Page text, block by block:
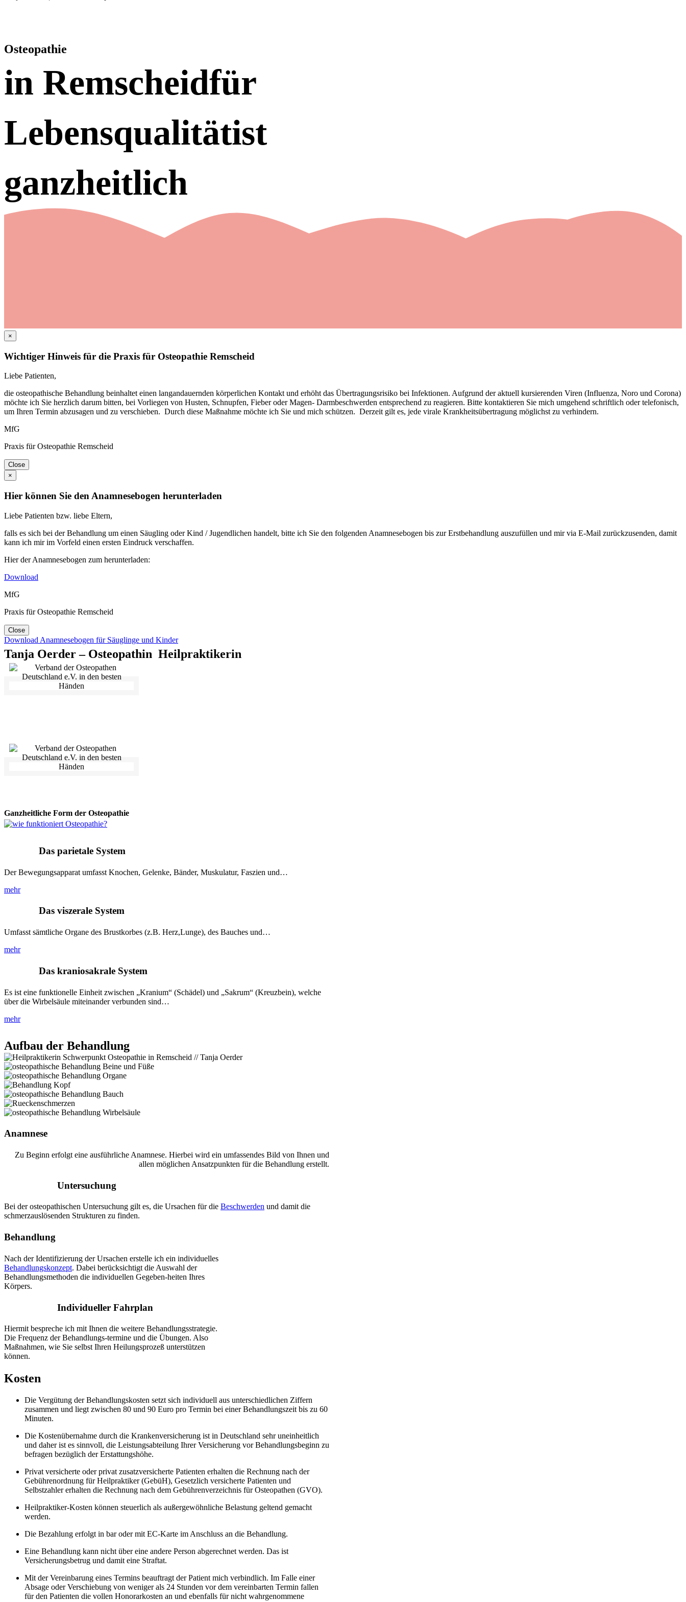
Osteopathie
in Remscheidfür
Lebensqualitätist
ganzheitlich
×
Wichtiger Hinweis für die Praxis für Osteopathie Remscheid
Liebe Patienten,
die osteopathische Behandlung beinhaltet einen langandauernden körperlichen Kontakt und erhöht das Übertragungsrisiko bei Infektionen. Aufgrund der aktuell kursierenden Viren (Influenza, Noro und Corona)
möchte ich Sie herzlich darum bitten, bei Vorliegen von Husten, Schnupfen, Fieber oder Magen- Darmbeschwerden entsprechend zu reagieren. Bitte kontaktieren Sie mich umgehend schriftlich oder telefonisch,
um Ihren Termin abzusagen und zu verschieben. Durch diese Maßnahme möchte ich Sie und mich schützen. Derzeit gilt es, jede virale Krankheitsübertragung möglichst zu verhindern.
MfG
Praxis für Osteopathie Remscheid
Close
×
Hier können Sie den Anamnesebogen herunterladen
Liebe Patienten bzw. liebe Eltern,
falls es sich bei der Behandlung um einen Säugling oder Kind / Jugendlichen handelt, bitte ich Sie den folgenden Anamnesebogen bis zur Erstbehandlung auszufüllen und mir via E-Mail zurückzusenden, damit
kann ich mir im Vorfeld einen ersten Eindruck verschaffen.
Hier der Anamnesebogen zum herunterladen:
Download
MfG
Praxis für Osteopathie Remscheid
Close
Download Anamnesebogen für Säuglinge und Kinder
Tanja Oerder – Osteopathin Heilpraktikerin
Ganzheitliche Form der Osteopathie
Das parietale System
Der Bewegungsapparat umfasst Knochen, Gelenke, Bänder, Muskulatur, Faszien und…
mehr
Das viszerale System
Umfasst sämtliche Organe des Brustkorbes (z.B. Herz,Lunge), des Bauches und…
mehr
Das kraniosakrale System
Es ist eine funktionelle Einheit zwischen „Kranium“ (Schädel) und „Sakrum“ (Kreuzbein), welche
über die Wirbelsäule miteinander verbunden sind…
mehr
Aufbau der Behandlung
Anamnese
Zu Beginn erfolgt eine ausführliche Anamnese. Hierbei wird ein umfassendes Bild von Ihnen und
allen möglichen Ansatzpunkten für die Behandlung erstellt.
Untersuchung
Bei der osteopathischen Untersuchung gilt es, die Ursachen für die Beschwerden und damit die
schmerzauslösenden Strukturen zu finden.
Behandlung
Nach der Identifizierung der Ursachen erstelle ich ein individuelles
Behandlungskonzept. Dabei berücksichtigt die Auswahl der
Behandlungsmethoden die individuellen Gegeben-heiten Ihres
Körpers.
Individueller Fahrplan
Hiermit bespreche ich mit Ihnen die weitere Behandlungsstrategie.
Die Frequenz der Behandlungs-termine und die Übungen. Also
Maßnahmen, wie Sie selbst Ihren Heilungsprozeß unterstützen
können.
Kosten
Die Vergütung der Behandlungskosten setzt sich individuell aus unterschiedlichen Ziffern
zusammen und liegt zwischen 80 und 90 Euro pro Termin bei einer Behandlungszeit bis zu 60
Minuten.
Die Kostenübernahme durch die Krankenversicherung ist in Deutschland sehr uneinheitlich
und daher ist es sinnvoll, die Leistungsabteilung Ihrer Versicherung vor Behandlungsbeginn zu
befragen bezüglich der Erstattungshöhe.
Privat versicherte oder privat zusatzversicherte Patienten erhalten die Rechnung nach der
Gebührenordnung für Heilpraktiker (GebüH), Gesetzlich versicherte Patienten und
Selbstzahler erhalten die Rechnung nach dem Gebührenverzeichnis für Osteopathen (GVO).
Heilpraktiker-Kosten können steuerlich als außergewöhnliche Belastung geltend gemacht
werden.
Die Bezahlung erfolgt in bar oder mit EC-Karte im Anschluss an die Behandlung.
Eine Behandlung kann nicht über eine andere Person abgerechnet werden. Das ist
Versicherungsbetrug und damit eine Straftat.
Mit der Vereinbarung eines Termins beauftragt der Patient mich verbindlich. Im Falle einer
Absage oder Verschiebung von weniger als 24 Stunden vor dem vereinbarten Termin fallen
für den Patienten die vollen Honorarkosten an und ebenfalls für nicht wahrgenommene